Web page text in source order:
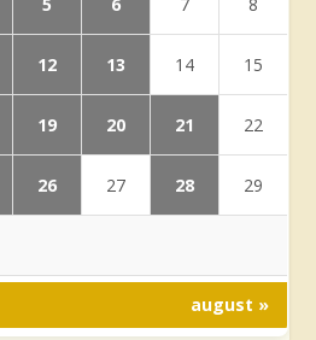
12 13 14 15
19 20 21 22
26 27 28 29
august »